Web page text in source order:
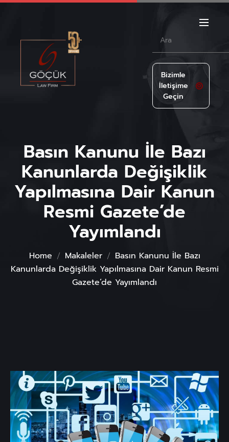
Bizimle
İletişime
Geçin
Basın Kanunu İle Bazı
Kanunlarda Değişiklik
Yapılmasına Dair Kanun
Resmi Gazete’de
Yayımlandı
Home Makaleler
Basın Kanunu İle Bazı
Kanunlarda Değişiklik Yapılmasına Dair Kanun Resmi
Gazete’de Yayımlandı